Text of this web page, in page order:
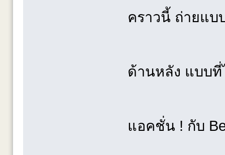
คราวนี้ ถ่ายแบ
ด้านหลัง แบบ
แอคชั่น ! กับ